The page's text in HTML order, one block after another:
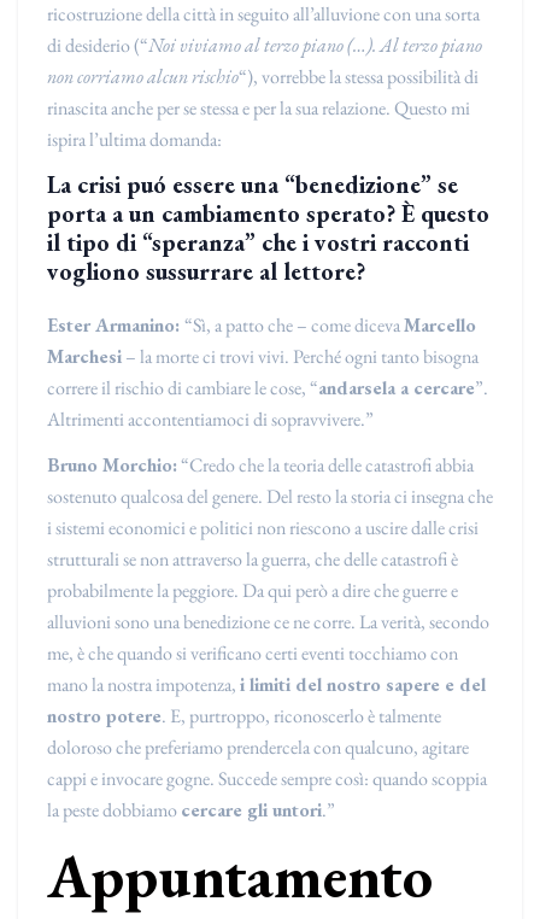
ricostruzione della città in seguito all’alluvione con una sorta
di desiderio (“Noi viviamo al terzo piano (…). Al terzo piano
non corriamo alcun rischio“), vorrebbe la stessa possibilità di
rinascita anche per se stessa e per la sua relazione. Questo mi
ispira l’ultima domanda:
La crisi puó essere una “benedizione” se
porta a un cambiamento sperato? È questo
il tipo di “speranza” che i vostri racconti
vogliono sussurrare al lettore?
Ester Armanino: “Sì, a patto che – come dicevaMarcello
Marchesi– la morte ci trovi vivi. Perché ogni tanto bisogna
correre il rischio di cambiare le cose, “andarsela a cercare”.
Altrimenti accontentiamoci di sopravvivere.”
Bruno Morchio:“Credo che la teoria delle catastrofi abbia
sostenuto qualcosa del genere. Del resto la storia ci insegna che
i sistemi economici e politici non riescono a uscire dalle crisi
strutturali se non attraverso la guerra, che delle catastrofi è
probabilmente la peggiore. Da qui però a dire che guerre e
alluvioni sono una benedizione ce ne corre. La verità, secondo
me, è che quando si verificano certi eventi tocchiamo con
mano la nostra impotenza,i limiti del nostro sapere e del
nostro potere. E, purtroppo, riconoscerlo è talmente
doloroso che preferiamo prendercela con qualcuno, agitare
cappi e invocare gogne. Succede sempre così: quando scoppia
la peste dobbiamocercare gli untori.”
Appuntamento